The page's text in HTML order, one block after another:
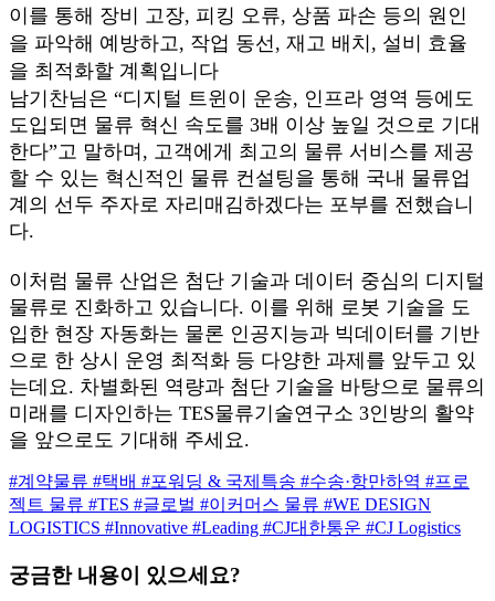
이를 통해 장비 고장, 피킹 오류, 상품 파손 등의 원인
을 파악해 예방하고, 작업 동선, 재고 배치, 설비 효율
을 최적화할 계획입니다
남기찬님은 “디지털 트윈이 운송, 인프라 영역 등에도
도입되면 물류 혁신 속도를 3배 이상 높일 것으로 기대
한다”고 말하며, 고객에게 최고의 물류 서비스를 제공
할 수 있는 혁신적인 물류 컨설팅을 통해 국내 물류업
계의 선두 주자로 자리매김하겠다는 포부를 전했습니
다.
이처럼 물류 산업은 첨단 기술과 데이터 중심의 디지털
물류로 진화하고 있습니다. 이를 위해 로봇 기술을 도
입한 현장 자동화는 물론 인공지능과 빅데이터를 기반
으로 한 상시 운영 최적화 등 다양한 과제를 앞두고 있
는데요. 차별화된 역량과 첨단 기술을 바탕으로 물류의
미래를 디자인하는 TES물류기술연구소 3인방의 활약
을 앞으로도 기대해 주세요.
#계약물류 #택배 #포워딩 & 국제특송 #수송·항만하역 #프로
젝트 물류 #TES #글로벌 #이커머스 물류 #WE DESIGN
LOGISTICS #Innovative #Leading #CJ대한통운 #CJ Logistics
궁금한 내용이 있으세요?